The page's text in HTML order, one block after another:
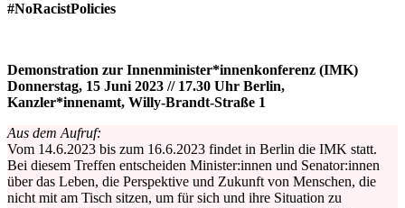
#NoRacistPolicies
Demonstration zur Innenminister*innenkonferenz (IMK)
Donnerstag, 15 Juni 2023 // 17.30 Uhr Berlin,
Kanzler*innenamt, Willy-Brandt-Straße 1
Aus dem Aufruf:
Vom 14.6.2023 bis zum 16.6.2023 findet in Berlin die IMK statt.
Bei diesem Treffen entscheiden Minister:innen und Senator:innen
über das Leben, die Perspektive und Zukunft von Menschen, die
nicht mit am Tisch sitzen, um für sich und ihre Situation zu